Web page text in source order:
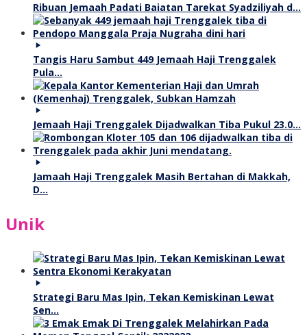
Ribuan Jemaah Padati Baiatan Tarekat Syadziliyah d…
Tangis Haru Sambut 449 Jemaah Haji Trenggalek
Pula…
Jemaah Haji Trenggalek Dijadwalkan Tiba Pukul 23.0…
Jamaah Haji Trenggalek Masih Bertahan di Makkah,
D…
Unik
Strategi Baru Mas Ipin, Tekan Kemiskinan Lewat
Sen…